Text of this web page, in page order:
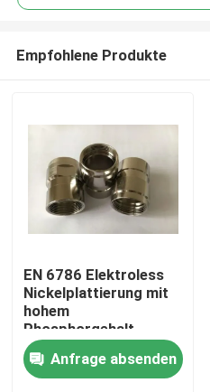
Zu Hause
Empfohlene Produkte
EN 6786 Elektroless
Nickelplattierung mit
hohem
Phosphorgehalt
Anfrage absenden